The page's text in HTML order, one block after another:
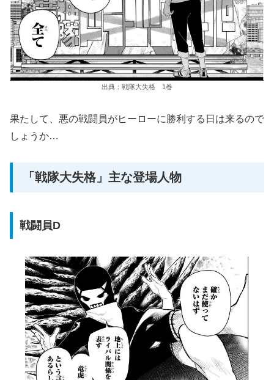
出典：戦隊大失格 1巻
果たして、悪の戦闘員がヒーローに勝利する日は来るので
しょうか…
「戦隊大失格」主な登場人物
戦闘員D